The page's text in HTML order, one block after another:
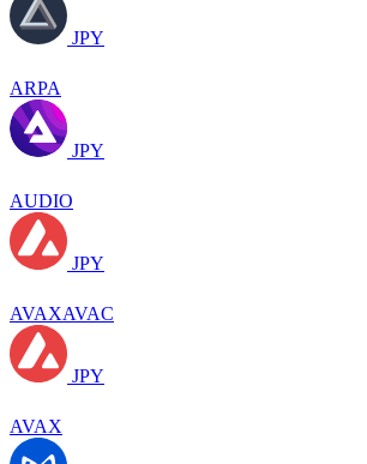
JPY
ARPA
JPY
AUDIO
JPY
AVAXAVAC
JPY
AVAX